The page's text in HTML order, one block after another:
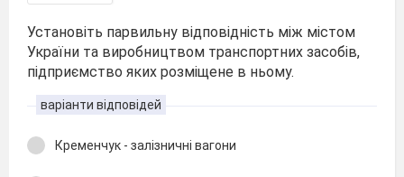
Установіть парвильну відповідність між містом
України та виробництвом транспортних засобів,
підприємство яких розміщене в ньому.
варіанти відповідей
Кременчук - залізничні вагони